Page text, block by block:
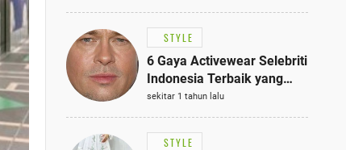
Langkah Sederhana
STYLE
6 Gaya Activewear Selebriti
Indonesia Terbaik yang
Bisa Jadi Inspirasi
Fashionmu
sekitar 1 tahun lalu
STYLE